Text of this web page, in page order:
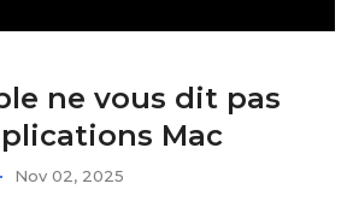
ne vous dit pas
Mac
Nov 02, 2025